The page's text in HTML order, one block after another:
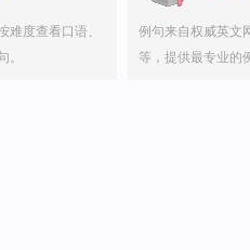
难度查看口语、
。
例句来自权威英文
等，提供最专业的